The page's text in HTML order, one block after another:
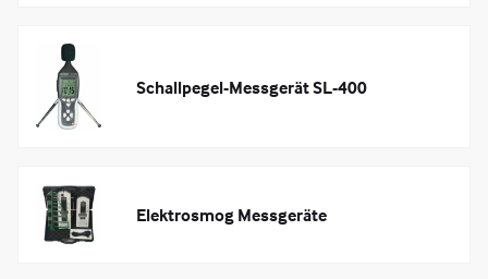
Schallpegel-Messgerät SL-400
Elektrosmog Messgeräte